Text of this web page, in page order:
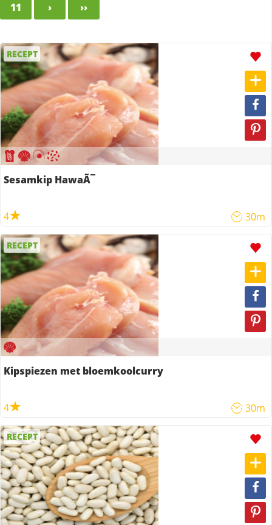
11 › ››
RECEPT
Sesamkip HawaÃ¯
4 30m
RECEPT
Kipspiezen met bloemkoolcurry
4 30m
RECEPT